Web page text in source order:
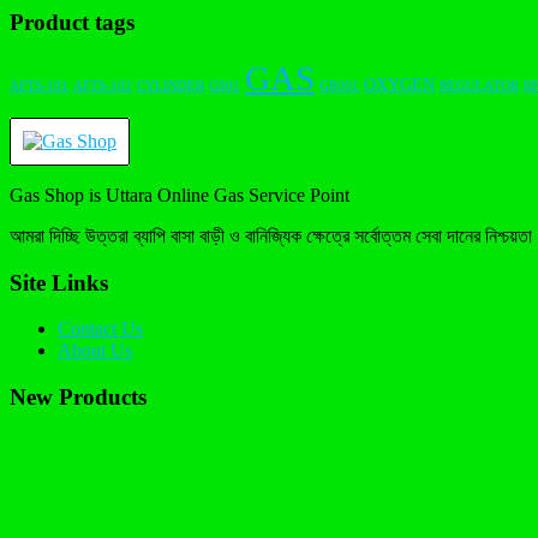
Product tags
AFTS-101 AFTS-102 CYLINDER G001 GAS GR001 OXYGEN REGULATOR
Gas Shop is Uttara Online Gas Service Point
আমরা দিচ্ছি উত্তরা ব্যাপি বাসা বাড়ী ও বানিজ্যিক ক্ষেত্রে সর্বোত্তম সেবা দানের
Site Links
Contact Us
About Us
New Products